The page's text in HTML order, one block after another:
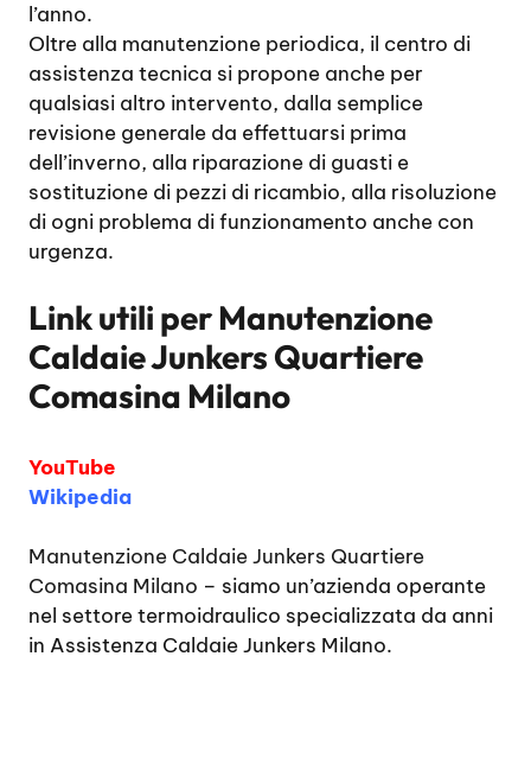
l’anno.
Oltre alla manutenzione periodica, il centro di
assistenza tecnica si propone anche per
qualsiasi altro intervento, dalla semplice
revisione generale da effettuarsi prima
dell’inverno, alla riparazione di guasti e
sostituzione di pezzi di ricambio, alla risoluzione
di ogni problema di funzionamento anche con
urgenza.
Link utili perManutenzione
Caldaie Junkers Quartiere
Comasina Milano
YouTube
Wikipedia
Manutenzione Caldaie Junkers Quartiere
Comasina Milano – siamo un’azienda operante
nel settore termoidraulico specializzata da anni
in Assistenza Caldaie Junkers Milano.